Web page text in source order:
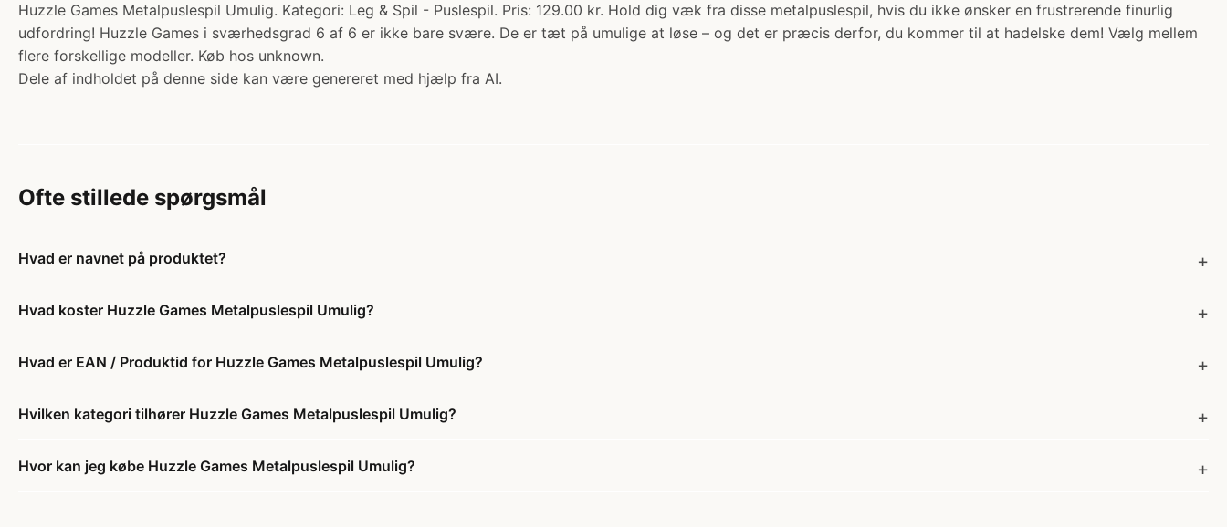
Huzzle Games Metalpuslespil Umulig. Kategori: Leg & Spil - Puslespil. Pris: 129.00 kr. Hold dig væk fra disse metalpuslespil, hvis du ikke ønsker en frustrerende finurlig
udfordring! Huzzle Games i sværhedsgrad 6 af 6 er ikke bare svære. De er tæt på umulige at løse – og det er præcis derfor, du kommer til at hadelske dem! Vælg mellem
flere forskellige modeller. Køb hos unknown.
Dele af indholdet på denne side kan være genereret med hjælp fra AI.
Ofte stillede spørgsmål
Hvad er navnet på produktet?
Hvad koster Huzzle Games Metalpuslespil Umulig?
Hvad er EAN / Produktid for Huzzle Games Metalpuslespil Umulig?
Hvilken kategori tilhører Huzzle Games Metalpuslespil Umulig?
Hvor kan jeg købe Huzzle Games Metalpuslespil Umulig?